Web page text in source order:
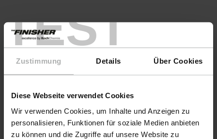
TEST
Zustimmung Details Über Cookies
Diese Webseite verwendet Cookies
Wir verwenden Cookies, um Inhalte und Anzeigen zu
personalisieren, Funktionen für soziale Medien anbieten
zu können und die Zugriffe auf unsere Website zu
Productos
Cuidado DelAutomóvil